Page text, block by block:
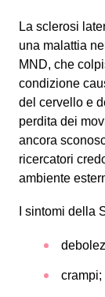
La sclerosi
una malattia
MND, che
condizione
del cervello e
perdita dei
ancora
ricercatori
ambiente
I sintomi della
crampi;